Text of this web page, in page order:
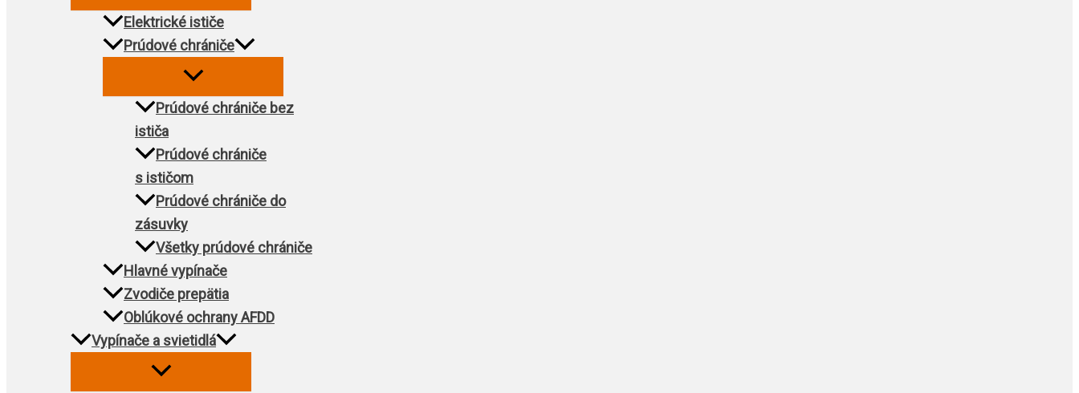
Elektrické ističe
Prúdové chrániče
Prúdové chrániče bez
ističa
Prúdové chrániče
s ističom
Prúdové chrániče do
zásuvky
Všetky prúdové chrániče
Hlavné vypínače
Zvodiče prepätia
Oblúkové ochrany AFDD
Vypínače a svietidlá